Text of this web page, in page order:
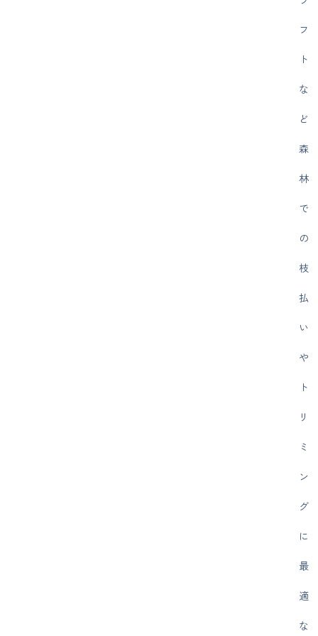
フ
ト
な
ど
森
林
で
の
枝
払
い
や
ト
リ
ミ
ン
グ
に
最
適
な